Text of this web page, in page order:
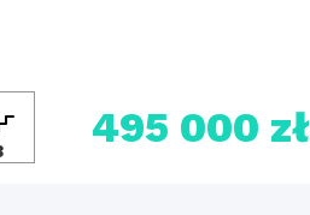
495 000 zł